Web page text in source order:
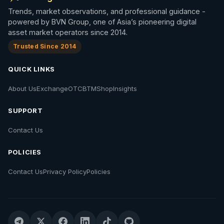
Trends, market observations, and professional guidance -
powered by BVN Group, one of Asia’s pioneering digital
asset market operators since 2014.
Trusted Since 2014
QUICK LINKS
About UsExchangeOTCBTMShopInsights
SUPPORT
Contact Us
POLICIES
Contact UsPrivacy PolicyPolicies